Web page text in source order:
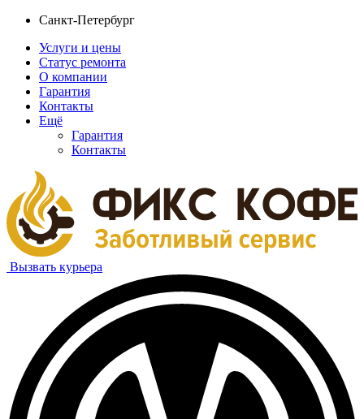
Санкт-Петербург
Услуги и цены
Статус ремонта
О компании
Гарантия
Контакты
Ещё
Гарантия
Контакты
Вызвать курьера